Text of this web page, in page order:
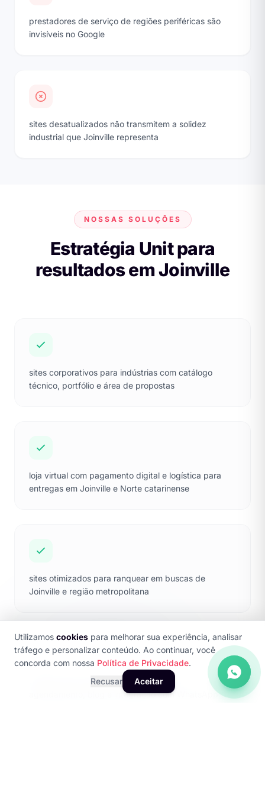
prestadores de serviço de regiões periféricas são
invisíveis no Google
sites desatualizados não transmitem a solidez
industrial que Joinville representa
NOSSAS SOLUÇÕES
Estratégia Unit para
resultados em Joinville
sites corporativos para indústrias com catálogo
técnico, portfólio e área de propostas
loja virtual com pagamento digital e logística para
entregas em Joinville e Norte catarinense
sites otimizados para ranquear em buscas de
Joinville e região metropolitana
páginas para clínicas e autônomos com
agendamento, blog e integração com WhatsApp
Utilizamos cookies para melhorar sua experiência, analisar
tráfego e personalizar conteúdo. Ao continuar, você
concorda com nossa Política de Privacidade.
Recusar
Aceitar